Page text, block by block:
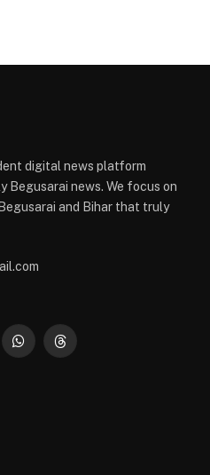
digital news platform
Begusarai news. We focus on
and Bihar that truly
WhatsAppThreads